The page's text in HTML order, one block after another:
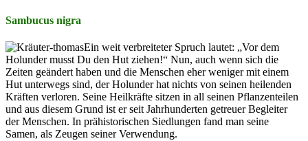
Sambucus nigra
Ein weit verbreiteter Spruch lautet: „Vor dem
Holunder musst Du den Hut ziehen!“ Nun, auch wenn sich die
Zeiten geändert haben und die Menschen eher weniger mit einem
Hut unterwegs sind, der Holunder hat nichts von seinen heilenden
Kräften verloren. Seine Heilkräfte sitzen in all seinen Pflanzenteilen
und aus diesem Grund ist er seit Jahrhunderten getreuer Begleiter
der Menschen. In prähistorischen Siedlungen fand man seine
Samen, als Zeugen seiner Verwendung.